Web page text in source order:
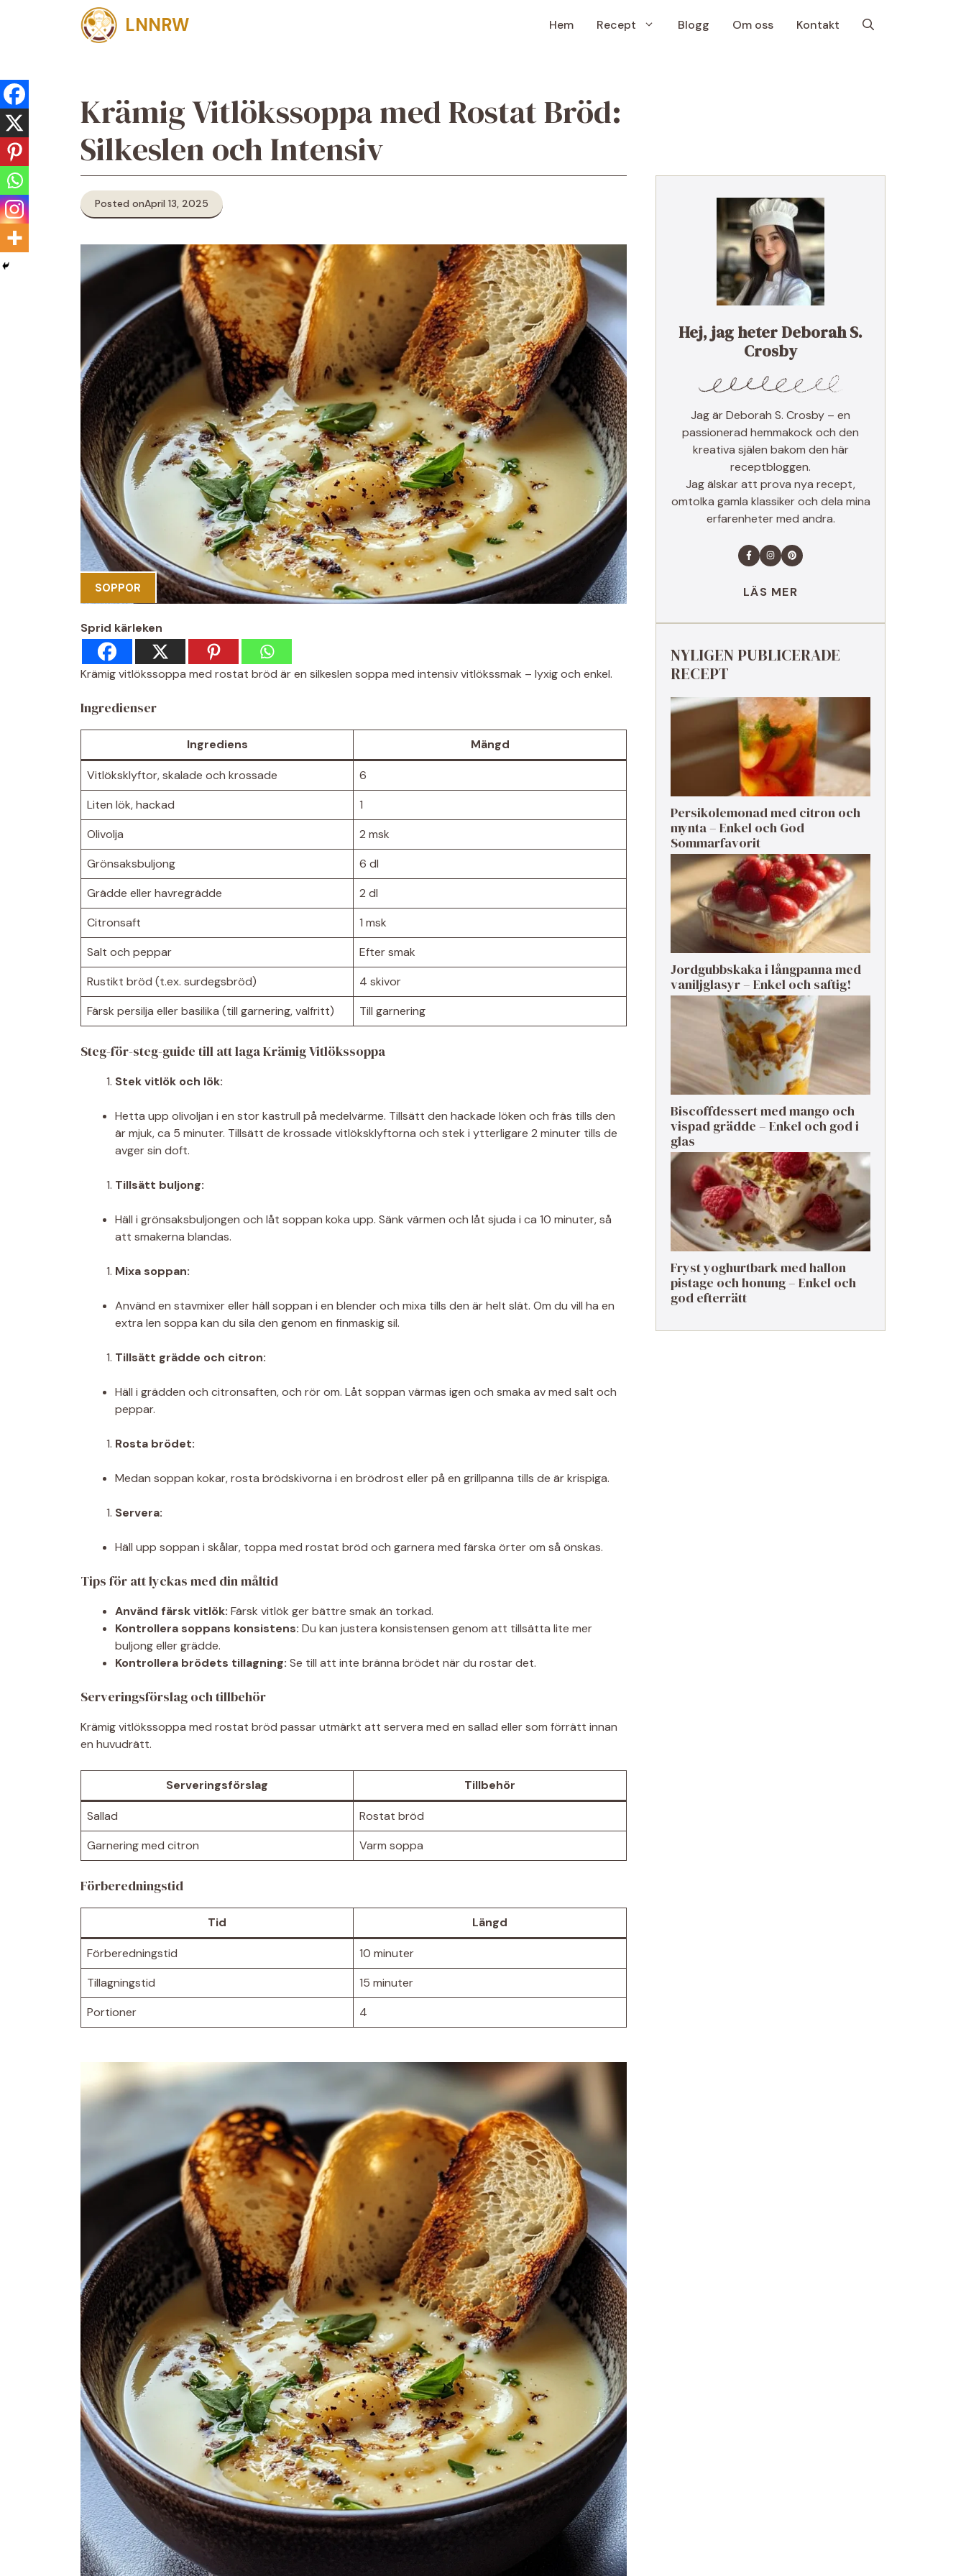
LNNRW Hem Recept Blogg Om oss Kontakt
Krämig Vitlökssoppa med Rostat Bröd:
Silkeslen och Intensiv
Posted onApril 13, 2025
SOPPOR
Sprid kärleken
Krämig vitlökssoppa med rostat bröd är en silkeslen soppa med intensiv vitlökssmak – lyxig och enkel.
Ingredienser
Ingrediens Mängd
Vitlöksklyftor, skalade och krossade
6
Liten lök, hackad
1
Olivolja
2 msk
Grönsaksbuljong
6 dl
Grädde eller havregrädde
2 dl
Citronsaft
1 msk
Salt och peppar
Efter smak
Rustikt bröd (t.ex. surdegsbröd)
4 skivor
Färsk persilja eller basilika (till garnering, valfritt)
Till garnering
Steg-för-steg-guide till att laga Krämig Vitlökssoppa
Stek vitlök och lök:
Hetta upp olivoljan i en stor kastrull på medelvärme. Tillsätt den hackade löken och fräs tills den
är mjuk, ca 5 minuter. Tillsätt de krossade vitlöksklyftorna och stek i ytterligare 2 minuter tills de
avger sin doft.
Tillsätt buljong:
Häll i grönsaksbuljongen och låt soppan koka upp. Sänk värmen och låt sjuda i ca 10 minuter, så
att smakerna blandas.
Mixa soppan:
Använd en stavmixer eller häll soppan i en blender och mixa tills den är helt slät. Om du vill ha en
extra len soppa kan du sila den genom en finmaskig sil.
Tillsätt grädde och citron:
Häll i grädden och citronsaften, och rör om. Låt soppan värmas igen och smaka av med salt och
peppar.
Rosta brödet:
Medan soppan kokar, rosta brödskivorna i en brödrost eller på en grillpanna tills de är krispiga.
Servera:
Häll upp soppan i skålar, toppa med rostat bröd och garnera med färska örter om så önskas.
Tips för att lyckas med din måltid
Använd färsk vitlök: Färsk vitlök ger bättre smak än torkad.
Kontrollera soppans konsistens: Du kan justera konsistensen genom att tillsätta lite mer
buljong eller grädde.
Kontrollera brödets tillagning: Se till att inte bränna brödet när du rostar det.
Serveringsförslag och tillbehör
Krämig vitlökssoppa med rostat bröd passar utmärkt att servera med en sallad eller som förrätt innan
en huvudrätt.
Serveringsförslag Tillbehör
Sallad
Rostat bröd
Garnering med citron
Varm soppa
Förberedningstid
Tid Längd
Förberedningstid
10 minuter
Tillagningstid
15 minuter
Portioner
4
Hej, jag heter Deborah S.
Crosby
Jag är Deborah S. Crosby – en
passionerad hemmakock och den
kreativa själen bakom den här
receptbloggen.
Jag älskar att prova nya recept,
omtolka gamla klassiker och dela mina
erfarenheter med andra.
LÄS MER
NYLIGEN PUBLICERADE
RECEPT
Persikolemonad med citron och
mynta – Enkel och God
Sommarfavorit
Jordgubbskaka i långpanna med
vaniljglasyr – Enkel och saftig!
Biscoffdessert med mango och
vispad grädde – Enkel och god i
glas
Fryst yoghurtbark med hallon
pistage och honung – Enkel och
god efterrätt